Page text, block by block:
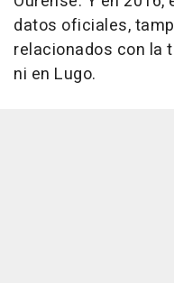
datos oficiales,
relacionados con la
ni en Lugo.